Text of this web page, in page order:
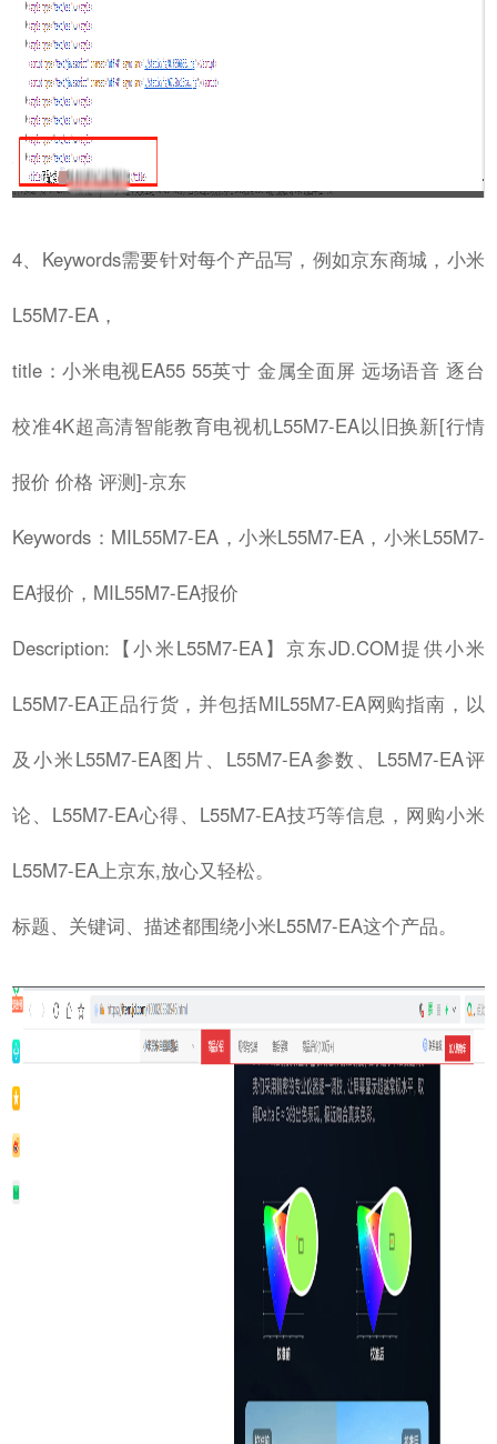
4、Keywords需要针对每个产品写，例如京东商城，小米
L55M7-EA，
title：小米电视EA55 55英寸 金属全面屏 远场语音 逐台
校准4K超高清智能教育电视机L55M7-EA以旧换新[行情
报价 价格 评测]-京东
Keywords：MIL55M7-EA，小米L55M7-EA，小米L55M7-
EA报价，MIL55M7-EA报价
Description:【小米L55M7-EA】京东JD.COM提供小米
L55M7-EA正品行货，并包括MIL55M7-EA网购指南，以
及小米L55M7-EA图片、L55M7-EA参数、L55M7-EA评
论、L55M7-EA心得、L55M7-EA技巧等信息，网购小米
L55M7-EA上京东,放心又轻松。
标题、关键词、描述都围绕小米L55M7-EA这个产品。